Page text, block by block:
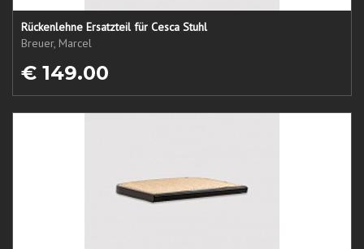
Rückenlehne Ersatzteil für Cesca Stuhl
Breuer, Marcel
€ 149.00